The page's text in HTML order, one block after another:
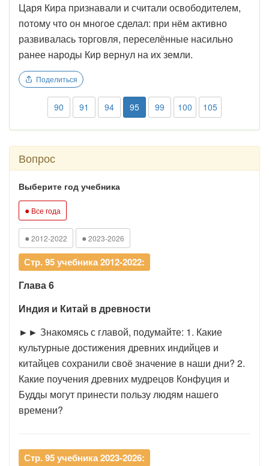
Царя Кира признавали и считали освободителем,
потому что он многое сделал: при нём активно
развивалась торговля, переселённые насильно
ранее народы Кир вернул на их земли.
Поделиться
90 91 94 95 99 100 105
Вопрос
Выберите год учебника
● Все года
● 2012-2022 ● 2023-2026
Стр. 95 учебника 2012-2022:
Глава 6
Индия и Китай в древности
►► Знакомясь с главой, подумайте: 1. Какие
культурные достижения древних индийцев и
китайцев сохранили своё значение в наши дни? 2.
Какие поучения древних мудрецов Конфуция и
Будды могут принести пользу людям нашего
времени?
Стр. 95 учебника 2023-2026: